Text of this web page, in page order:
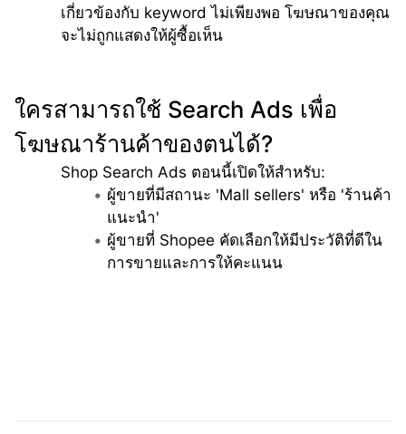
เกี่ยวข้องกับ keyword ไม่เพียงพอ โฆษณาของคุณ
จะไม่ถูกแสดงให้ผู้ซื้อเห็น
ใครสามารถใช้ Search Ads เพื่อ
โฆษณาร้านค้าของตนได้?
Shop Search Ads ตอนนี้เปิดให้สำหรับ:
ผู้ขายที่มีสถานะ 'Mall sellers' หรือ 'ร้านค้า
แนะนำ'
ผู้ขายที่ Shopee คัดเลือกให้มีประวัติที่ดีใน
การขายและการให้คะแนน